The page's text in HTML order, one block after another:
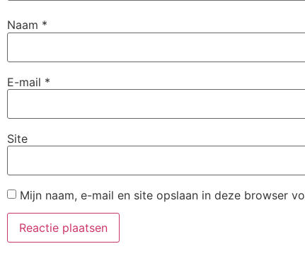
Naam *
E-mail *
Site
Mijn naam, e-mail en site opslaan in deze browser